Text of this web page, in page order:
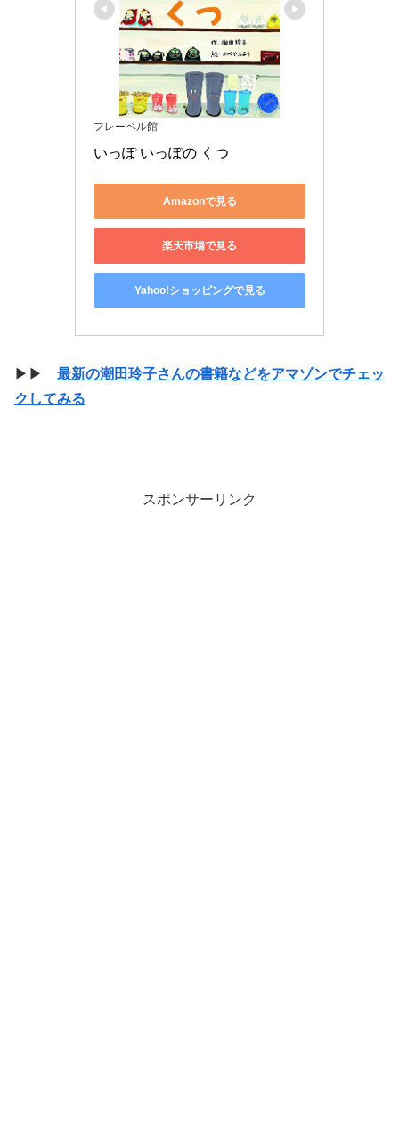
フレーベル館
いっぽ いっぽの くつ
Amazonで見る
楽天市場で見る
Yahoo!ショッピングで見る
▶▶ 最新の潮田玲子さんの書籍などをアマゾンでチェッ
クしてみる
スポンサーリンク